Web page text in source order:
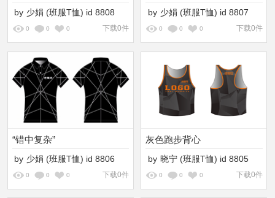
by 少娟 (班服T恤) id 8808
0 0 0 下载0件
by 少娟 (班服T恤) id 8807
0 0 0 下载0件
“错中复杂”
by 少娟 (班服T恤) id 8806
0 0 0 下载0件
灰色跑步背心
by 晓宁 (班服T恤) id 8805
0 0 0 下载0件